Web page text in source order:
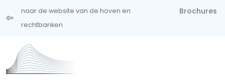
Overslaan en naar de inhoud gaan
naar de website van de hoven en
rechtbanken
Brochures